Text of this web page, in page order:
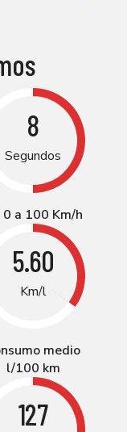
8
Segundos
0 a 100 Km/h
5.60
Km/l
medio
l/100 km
127